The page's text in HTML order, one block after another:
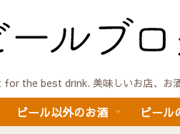
the best drink. 美味しいお店、お
ビール以外のお酒 ビール